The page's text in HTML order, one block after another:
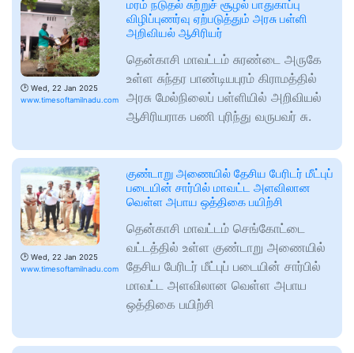
🕑 Wed, 22 Jan 2025
www.timesoftamilnadu.com
மரம் நடுதல் சுற்றுச் சூழல் பாதுகாப்பு
விழிப்புணர்வு ஏற்படுத்தும் அரசு பள்ளி
அறிவியல் ஆசிரியர்
தென்காசி மாவட்டம் சுரண்டை அருகே
உள்ள சுந்தர பாண்டியபுரம் கிராமத்தில்
அரசு மேல்நிலைப் பள்ளியில் அறிவியல்
ஆசிரியராக பணி புரிந்து வருபவர் சு.
🕑 Wed, 22 Jan 2025
www.timesoftamilnadu.com
குண்டாறு அணையில் தேசிய பேரிடர் மீட்புப்
படையின் சார்பில் மாவட்ட அளவிலான
வெள்ள அபாய ஒத்திகை பயிற்சி
தென்காசி மாவட்டம் செங்கோட்டை
வட்டத்தில் உள்ள குண்டாறு அணையில்
தேசிய பேரிடர் மீட்புப் படையின் சார்பில்
மாவட்ட அளவிலான வெள்ள அபாய
ஒத்திகை பயிற்சி